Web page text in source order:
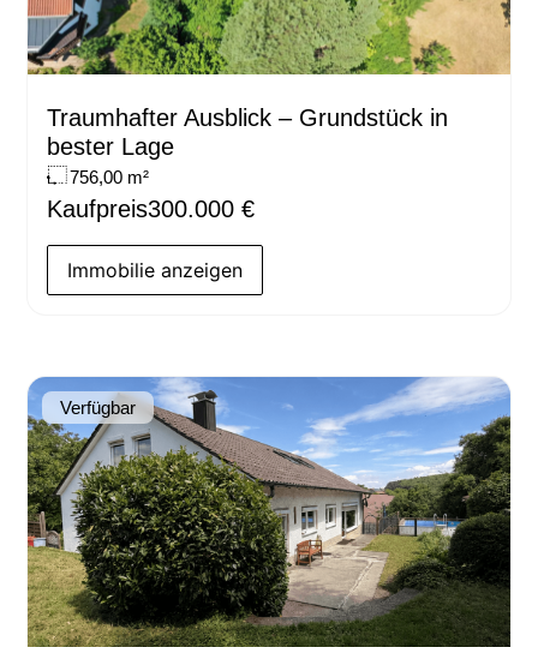
Traumhafter Ausblick – Grundstück in
bester Lage
756,00 m²
Kaufpreis300.000 €
Immobilie anzeigen
Verfügbar